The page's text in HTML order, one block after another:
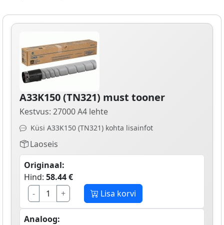
A33K150 (TN321) must tooner
Kestvus: 27000 A4 lehte
Küsi A33K150 (TN321) kohta lisainfot
Laoseis
Originaal:
Hind: 58.44 €
-
+ Lisa korvi
Analoog: